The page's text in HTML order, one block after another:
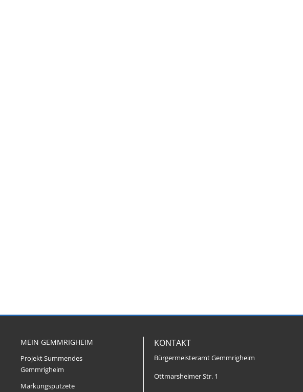
MEIN GEMMRIGHEIM
Projekt Summendes
Gemmrigheim
Markungsputzete
KONTAKT
Bürgermeisteramt Gemmrigheim
Ottmarsheimer Str. 1